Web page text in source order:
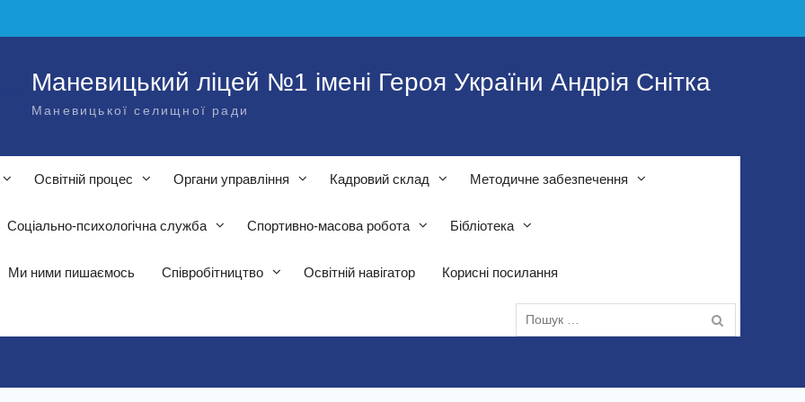
Маневицький ліцей №1 імені Героя України Андрія Снітка
Маневицької селищної ради
Освітній процес Органи управління Кадровий склад Методичне забезпечення
Соціально-психологічна служба Спортивно-масова робота Бібліотека
Ми ними пишаємось Співробітництво Освітній навігатор Корисні посилання
Пошук: